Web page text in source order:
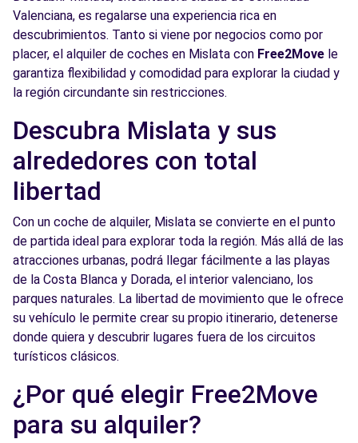
Avda. Peris y Valero, 31
Valencia, 46006
Ver agencia
Free2Move Rent - AUTOMOCIÓN BASTIDA -
Aldaya (O)
c/ San Cristóbal, 15
Free2Move Rent - AUTODISA - Valencia (P) 4.5 km
Valencia, 46020
Ver agencia
Free2Move Rent - AUTOMOVILES
DINAMICOS S.A. - VALENCIA (J)
4.5
Benicarlo
Valenciana, es regalarse una experiencia rica en
descubrimientos. Tanto si viene por negocios como por
placer, el alquiler de coches en Mislata con Free2Move le
garantiza flexibilidad y comodidad para explorar la ciudad y
la región circundante sin restricciones.
Descubra Mislata y sus
alrededores con total
libertad
Con un coche de alquiler, Mislata se convierte en el punto
de partida ideal para explorar toda la región. Más allá de las
atracciones urbanas, podrá llegar fácilmente a las playas
de la Costa Blanca y Dorada, el interior valenciano, los
parques naturales. La libertad de movimiento que le ofrece
su vehículo le permite crear su propio itinerario, detenerse
donde quiera y descubrir lugares fuera de los circuitos
turísticos clásicos.
¿Por qué elegir Free2Move
para su alquiler?